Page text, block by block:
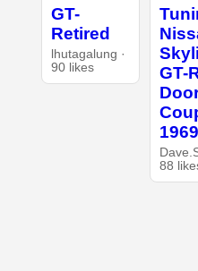
GT-
Retired
lhutagalung ·
90 likes
GT-
1969
88